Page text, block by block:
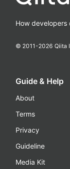
How developers
© 2011-2026 Qiita
Guide & Help
About
Terms
Privacy
Guideline
Media Kit